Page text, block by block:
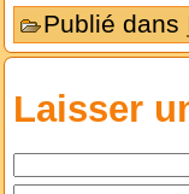
Publié dans
Laisser